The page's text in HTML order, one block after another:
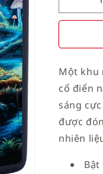
on
Flag
Một khu
cổ điển
sáng
được
nhiên